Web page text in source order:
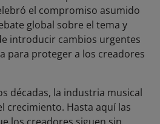
el compromiso asumido
global sobre el tema y
introducir cambios urgentes
para proteger a los creadores
décadas, la industria musical
crecimiento. Hasta aquí las